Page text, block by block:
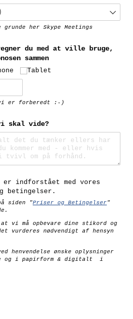
her Skype Meetings
du med at ville bruge,
sammen
Tablet
er forberedt :-)
skal vide?
indforstået med vores
indforstået med vores
betingelser.
siden "Priser og Betingelser "
vi må opbevare dine stikord og
vurderes nødvendigt af hensyn
henvendelse ønske oplysninger
og i papirform & digitalt i